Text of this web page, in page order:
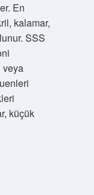
En
kalamar,
SSS
veya
küçük